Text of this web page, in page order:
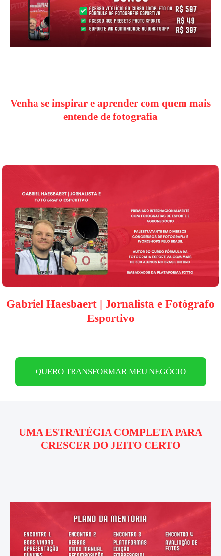
Venha se inspirar e aprender com quem mais
entende de fotografia
Gabriel Haesbaert | Jornalista e Fotógrafo
Esportivo
QUERO TRANSFORMAR MEU NEGÓCIO
UMA ESTRATÉGIA COMPLETA PARA
CRESCER DO JEITO CERTO